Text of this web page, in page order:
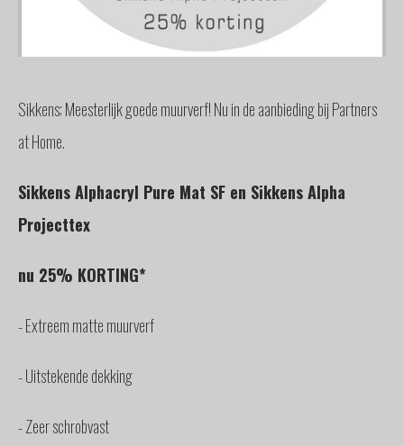
BUITENLEVEN
SPANJE
BINNENKIJKERS
TEAM
STEL
VRAAG
Sikkens; Meesterlijk goede muurverf! Nu in de aanbieding bij Partners
at Home.
Sikkens Alphacryl Pure Mat SF en Sikkens Alpha
Projecttex
nu 25% KORTING*
- Extreem matte muurverf
- Uitstekende dekking
- Zeer schrobvast